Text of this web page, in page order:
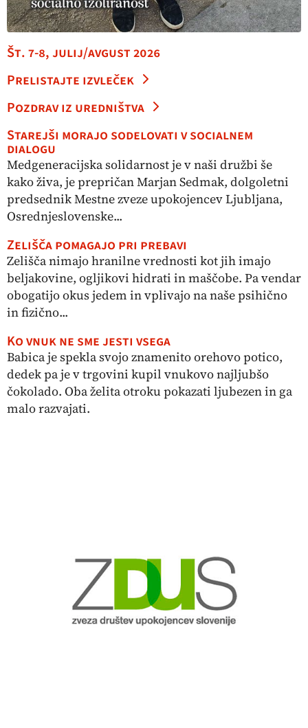
Št. 7-8, julij/avgust 2026
Prelistajte izvleček
Pozdrav iz uredništva
Starejši morajo sodelovati v socialnem
dialogu
Medgeneracijska solidarnost je v naši družbi še
kako živa, je prepričan Marjan Sedmak, dolgoletni
predsednik Mestne zveze upokojencev Ljubljana,
Osrednjeslovenske...
Zelišča pomagajo pri prebavi
Zelišča nimajo hranilne vrednosti kot jih imajo
beljakovine, ogljikovi hidrati in maščobe. Pa vendar
obogatijo okus jedem in vplivajo na naše psihično
in fizično...
Ko vnuk ne sme jesti vsega
Babica je spekla svojo znamenito orehovo potico,
dedek pa je v trgovini kupil vnukovo najljubšo
čokolado. Oba želita otroku pokazati ljubezen in ga
malo razvajati.